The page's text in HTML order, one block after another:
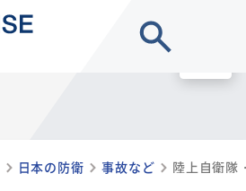
日本の防衛 事故など